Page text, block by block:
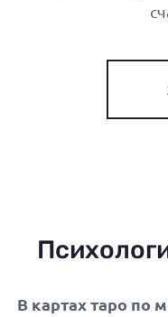
В картах таро по